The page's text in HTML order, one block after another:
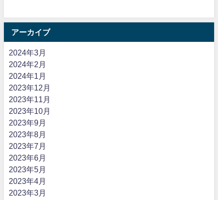
アーカイブ
2024年3月
2024年2月
2024年1月
2023年12月
2023年11月
2023年10月
2023年9月
2023年8月
2023年7月
2023年6月
2023年5月
2023年4月
2023年3月